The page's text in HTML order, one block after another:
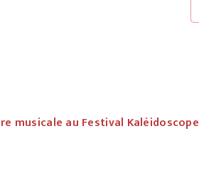
musicale au Festival Kaléidoscope